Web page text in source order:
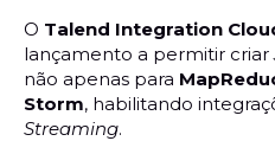
O Talend Integration
lançamento a permitir criar
não apenas para
Storm, habilitando
Streaming.